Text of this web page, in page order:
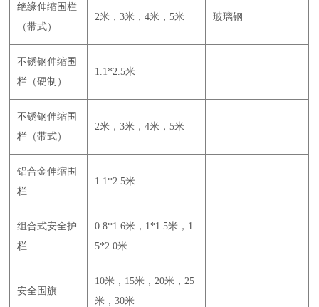
绝缘伸缩围栏
（带式）
2米，3米，4米，5米 玻璃钢
不锈钢伸缩围
栏（硬制）
1.1*2.5米
不锈钢伸缩围
栏（带式）
2米，3米，4米，5米
铝合金伸缩围
栏
1.1*2.5米
组合式安全护
栏
0.8*1.6米，1*1.5米，1.
5*2.0米
安全围旗
10米，15米，20米，25
米，30米